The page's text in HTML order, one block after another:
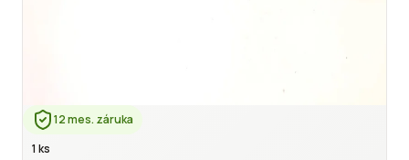
12 mes. záruka
1 ks